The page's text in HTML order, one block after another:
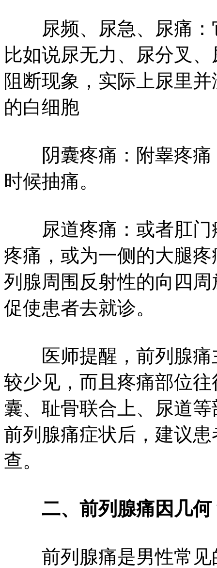
尿频、尿急、尿痛：
比如说尿无力、尿分叉
阻断现象，实际上尿里
的白细胞
阴囊疼痛：附睾疼痛
时候抽痛。
尿道疼痛：或者肛门
疼痛，或为一侧的大腿
列腺周围反射性的向四
促使患者去就诊。
医师提醒，前列腺痛
较少见，而且疼痛部位
囊、耻骨联合上、尿道
前列腺痛症状后，建议
查。
二、前列腺痛因几何
前列腺痛是男性常见